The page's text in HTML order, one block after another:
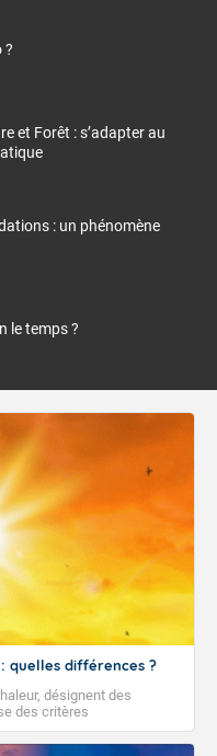
?
et Forêt : s’adapter au
: un phénomène
le temps ?
quelles différences ?
désignent des
des critères
les épisodes de chaleur qui
socio-économiques